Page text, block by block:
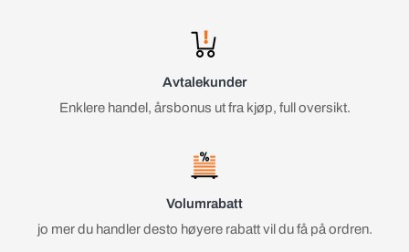
Avtalekunder
Enklere handel, årsbonus ut fra kjøp, full oversikt.
Volumrabatt
jo mer du handler desto høyere rabatt vil du få på ordren.